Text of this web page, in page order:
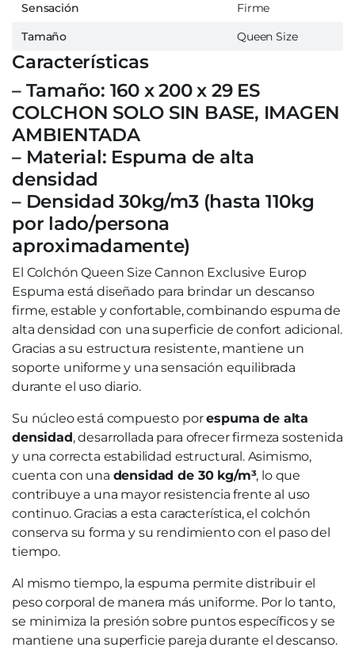
Sensación
Firme
Tamaño
Queen Size
Características
– Tamaño: 160 x 200 x 29 ES
COLCHON SOLO SIN BASE, IMAGEN
AMBIENTADA
– Material: Espuma de alta
densidad
– Densidad 30kg/m3 (hasta 110kg
por lado/persona
aproximadamente)
El Colchón Queen Size Cannon Exclusive Europ
Espuma está diseñado para brindar un descanso
firme, estable y confortable, combinando espuma de
alta densidad con una superficie de confort adicional.
Gracias a su estructura resistente, mantiene un
soporte uniforme y una sensación equilibrada
durante el uso diario.
Su núcleo está compuesto porespuma de alta
densidad, desarrollada para ofrecer firmeza sostenida
y una correcta estabilidad estructural. Asimismo,
cuenta con una densidad de 30 kg/m³, lo que
contribuye a una mayor resistencia frente al uso
continuo. Gracias a esta característica, el colchón
conserva su forma y su rendimiento con el paso del
tiempo.
Al mismo tiempo, la espuma permite distribuir el
peso corporal de manera más uniforme. Por lo tanto,
se minimiza la presión sobre puntos específicos y se
mantiene una superficie pareja durante el descanso.